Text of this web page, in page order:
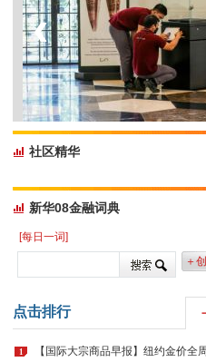
菲律宾：防疫降级
‹
社区精华
新华08金融词典
[每日一词]
＋
点击排行
1 【国际大宗商品早报】纽约金价全